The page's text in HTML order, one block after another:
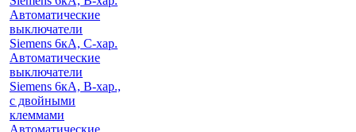
Автоматические
выключатели
Siemens 6кА, С-хар.
Автоматические
выключатели
Siemens 6кА, B-хар.,
с двойными
клеммами
Автоматические